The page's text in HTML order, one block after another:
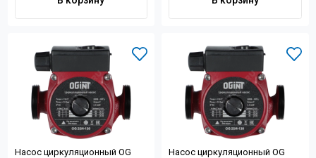
Насос циркуляционный OG
Насос циркуляционный OG